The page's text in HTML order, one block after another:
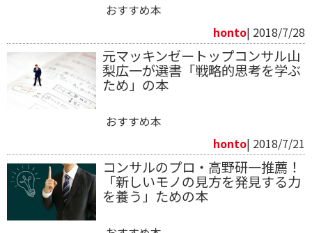
おすすめ本
honto| 2018/7/28
元マッキンゼートップコンサル山
梨広一が選書「戦略的思考を学ぶ
ため」の本
おすすめ本
honto| 2018/7/21
コンサルのプロ・高野研一推薦！
「新しいモノの見方を発見する力
を養う」ための本